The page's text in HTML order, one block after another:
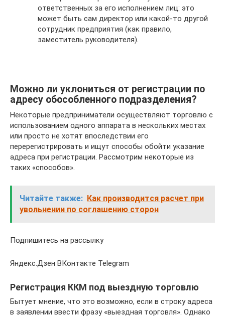
ответственных за его исполнением лиц: это
может быть сам директор или какой-то другой
сотрудник предприятия (как правило,
заместитель руководителя).
Можно ли уклониться от регистрации по
адресу обособленного подразделения?
Некоторые предприниматели осуществляют торговлю с
использованием одного аппарата в нескольких местах
или просто не хотят впоследствии его
перерегистрировать и ищут способы обойти указание
адреса при регистрации. Рассмотрим некоторые из
таких «способов».
Читайте также: Как производится расчет при
увольнении по соглашению сторон
Подпишитесь на рассылку
Яндекс.Дзен ВКонтакте Telegram
Регистрация ККМ под выездную торговлю
Бытует мнение, что это возможно, если в строку адреса
в заявлении ввести фразу «выездная торговля». Однако